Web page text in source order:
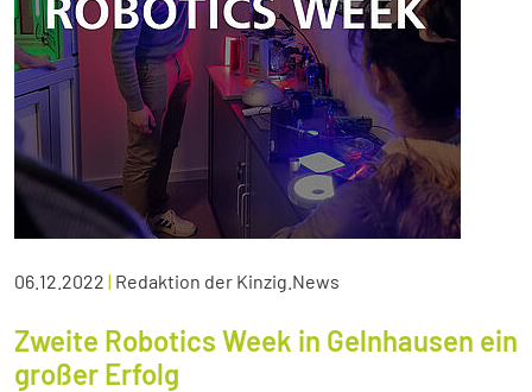
06.12.2022 | Redaktion der Kinzig.News
Zweite Robotics Week in Gelnhausen ein
großer Erfolg